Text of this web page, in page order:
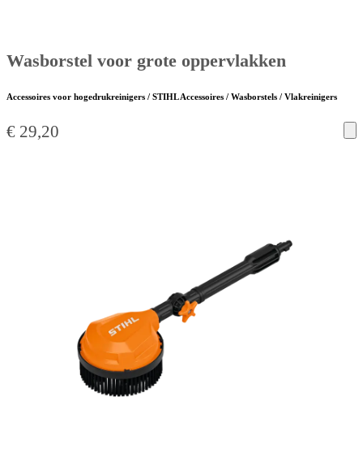
Wasborstel voor grote oppervlakken
Accessoires voor hogedrukreinigers / STIHL Accessoires / Wasborstels / Vlakreinigers
€ 29,20